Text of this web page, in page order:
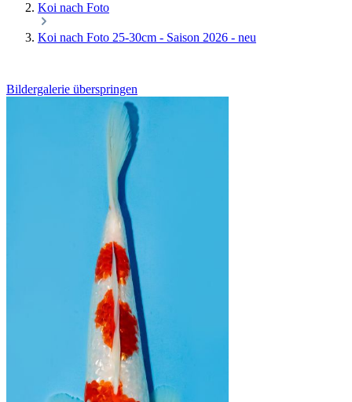
Koi nach Foto
Koi nach Foto 25-30cm - Saison 2026 - neu
Bildergalerie überspringen